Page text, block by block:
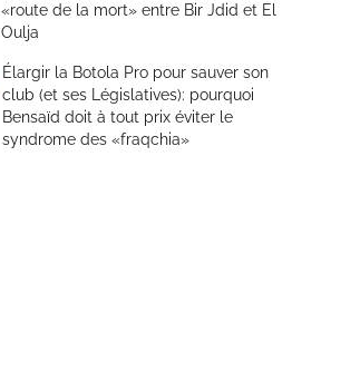
«route de la mort» entre Bir Jdid et El
Oulja
Élargir la Botola Pro pour sauver son
club (et ses Législatives): pourquoi
Bensaïd doit à tout prix éviter le
syndrome des «fraqchia»